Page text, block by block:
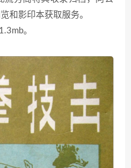
和影印本获取服务。
。